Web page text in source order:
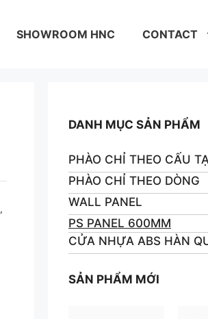
SHOWROOM HNC CONTACT
,
DANH MỤC SẢN PHẨM
PHÀO CHỈ THEO CẤU
PHÀO CHỈ THEO DÒNG
WALL PANEL
PS PANEL 600MM
CỬA NHỰA ABS HÀN
SẢN PHẨM MỚI